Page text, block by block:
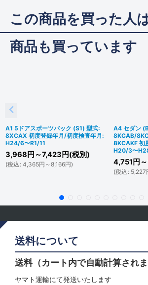
この商品を買った人
商品も買っています
A1 5ドアスポーツバック (S1) 型式:
8XCAX 初度登録年月/初度検査年月:
H24/6〜R1/11
3,968 円 ～7,423 円(税別)
(税込 : 4,365円 ～8,166円)
A4 セダン
8KCAB/
8KCAKF 初
H20/3〜
4,751 円
(税込 : 5,227
送料について
送料（カート内で自動計算されま
ヤマト運輸にて発送いたします